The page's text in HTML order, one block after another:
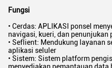
Fungsi
• Cerdas: APLIKASI ponsel
navigasi, kueri, dan penunjukan
• Seflient: Mendukung layanan
aplikasi seluler
• Sistem: Sistem platform